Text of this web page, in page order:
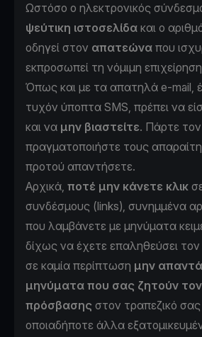
Ωστόσο ο ηλεκτρονικός
ψεύτικη ιστοσελίδα και ο
οδηγεί στον απατεώνα που
εκπροσωπεί τη νόμιμη
Όπως και με τα απατηλά e-mail,
τυχόν ύποπτα SMS, πρέπει να
και να μην βιαστείτε. Πάρτε
πραγματοποιήστε τους
προτού απαντήσετε.
Αρχικά, ποτέ μην κάνετε κλικ
συνδέσμους (links), συνημμένα
που λαμβάνετε με μηνύματα
δίχως να έχετε επαληθεύσει
σε καμία περίπτωση μην
μηνύματα που σας ζητούν
πρόσβασης στον τραπεζικό
οποιαδήποτε άλλα